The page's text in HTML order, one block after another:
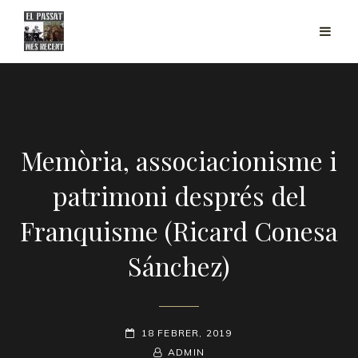
Memòria, associacionisme i
patrimoni després del
Franquisme (Ricard Conesa
Sánchez)
POSTED-
18 FEBRER, 2019
BY
BYLINE
ADMIN